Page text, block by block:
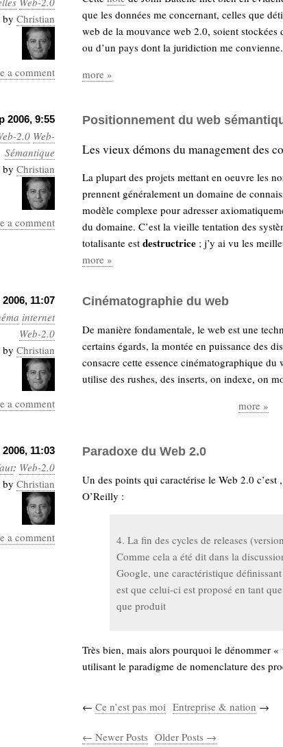
by Christian
a comment
que les données me concernant, celles que
web de la mouvance web 2.0, soient
ou d’un pays dont la juridiction me convienne.
more »
2006, 9:55
2.0 Web-
Sémantique
by Christian
a comment
Positionnement du web
Les vieux démons du management des
La plupart des projets mettant en oeuvre les
prennent généralement un domaine de
modèle complexe pour adresser
du domaine. C’est la vieille tentation des
totalisante est destructrice ; j’y ai vu les
more »
11:07
internet
Web-2.0
by Christian
a comment
Cinématographie du web
De manière fondamentale, le web est une
certains égards, la montée en puissance des
consacre cette essence cinématographique
utilise des rushes, des inserts, on indexe, on
more »
11:03
: Web-2.0
by Christian
a comment
Paradoxe du Web 2.0
Un des points qui caractérise le Web 2.0 c’est
O’Reilly :
4. La fin des cycles de releases
Comme cela a été dit dans la
Google, une caractéristique
est que celui-ci est proposé en tant
que produit
Très bien, mais alors pourquoi le dénommer «
utilisant le paradigme de nomenclature des
← Ce n’est pas moi Entreprise & nation →
← Newer Posts Older Posts →